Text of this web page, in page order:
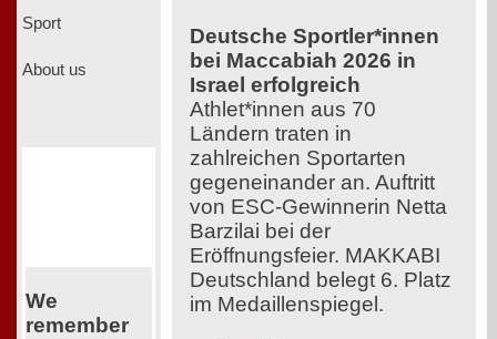
Sport
About us
We
remember
Deutsche Sportler*innen
bei Maccabiah 2026 in
Israel erfolgreich
Athlet*innen aus 70
Ländern traten in
zahlreichen Sportarten
gegeneinander an. Auftritt
von ESC-Gewinnerin Netta
Barzilai bei der
Eröffnungsfeier. MAKKABI
Deutschland belegt 6. Platz
im Medaillenspiegel.